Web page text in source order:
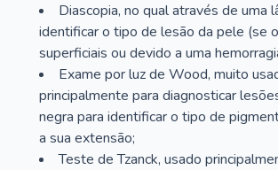
Diascopia, no qual através de uma
identificar o tipo de lesão da pele (se
superficiais ou devido a uma
Exame por luz de Wood, muito
principalmente para diagnosticar
negra para identificar o tipo de
a sua extensão;
Teste de Tzanck, usado